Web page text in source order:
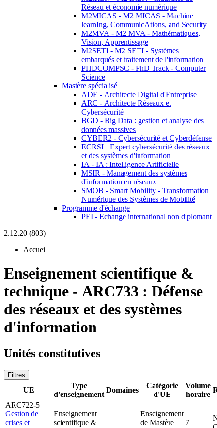
Réseau et économie numérique
M2MICAS - M2 MICAS - Machine
learnIng, CommunicAtions, and Security
M2MVA - M2 MVA - Mathématiques,
Vision, Apprentissage
M2SETI - M2 SETI - Systèmes
embarqués et traitement de l'information
PHDCOMPSC - PhD Track - Computer
Science
Mastère spécialisé
ADE - Architecte Digital d'Entreprise
ARC - Architecte Réseaux et
Cybersécurité
BGD - Big Data : gestion et analyse des
données massives
CYBER2 - Cybersécurité et Cyberdéfense
ECRSI - Expert cybersécurité des réseaux
et des systèmes d'information
IA - IA : Intelligence Artificielle
MSIR - Management des systèmes
d'information en réseaux
SMOB - Smart Mobility - Transformation
Numérique des Systèmes de Mobilité
Programme d'échange
PEI - Echange international non diplomant
2.12.20 (803)
Accueil
Enseignement scientifique &
technique - ARC733 : Défense
des réseaux et des systèmes
d'information
Unités constitutives
Filtres
UE
Type
d'enseignement
Domaines
Catégorie
d'UE
Volume
horaire
ARC722-5
Gestion de
crises et
Enseignement
scientifique &
Enseignement
de Mastère
7